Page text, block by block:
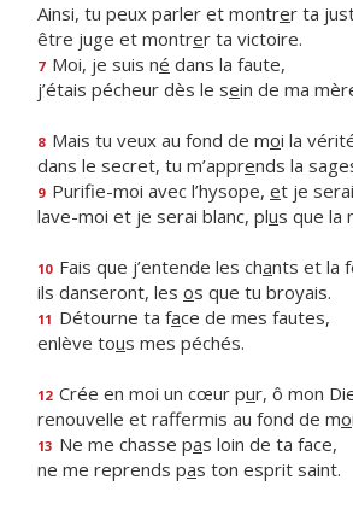
Ainsi, tu peux parler et montrer ta
être juge et montrer ta victoire.
7 Moi, je suis né dans la faute,
j’étais pécheur dès le sein de ma
8 Mais tu veux au fond de moi la
dans le secret, tu m’apprends la
9 Purifie-moi avec l’hysope, et je
lave-moi et je serai blanc, plus que la
10 Fais que j’entende les chants et la
ils danseront, les os que tu broyais.
11 Détourne ta face de mes fautes,
enlève tous mes péchés.
12 Crée en moi un cœur pur, ô mon
renouvelle et raffermis au fond de mo
13 Ne me chasse pas loin de ta face,
ne me reprends pas ton esprit saint.